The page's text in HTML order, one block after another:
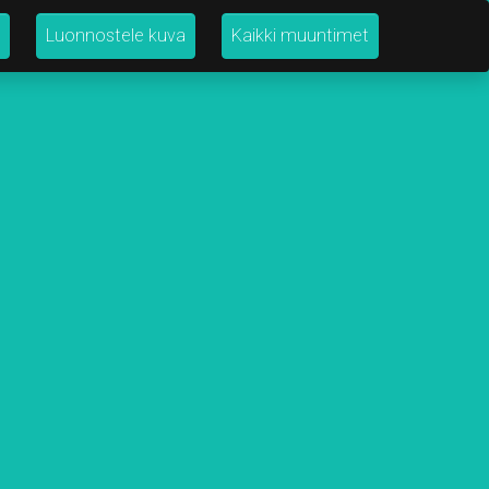
Luonnostele kuva Kaikki muuntimet